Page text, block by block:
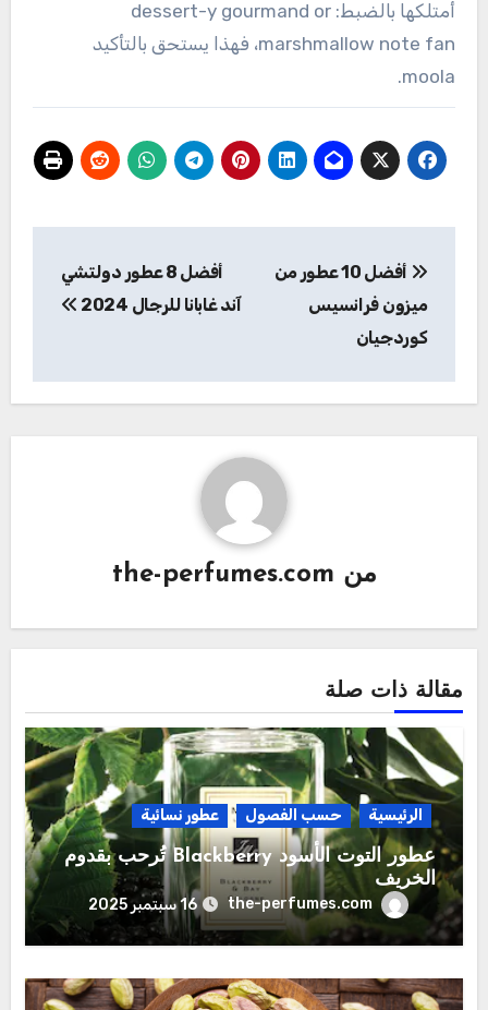
أمتلكها بالضبط: dessert-y gourmand or
marshmallow note fan، فهذا يستحق بالتأكيد
moola.
المقالات
أفضل 10 عطور من
ميزون فرانسيس
كوردجيان
أفضل 8 عطور دولتشي
آند غابانا للرجال 2024
من the-perfumes.com
مقالة ذات صلة
الرئيسية حسب الفصول عطور نسائية
عطور التوت الأسود Blackberry تُرحب بقدوم
الخريف
the-perfumes.com 16 سبتمبر 2025